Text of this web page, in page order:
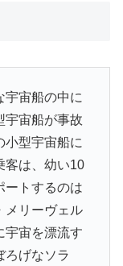
宇宙船の中に
宇宙船が事故
小型宇宙船に
客は、幼い10
ートするのは
メリーヴェル
宇宙を漂流す
ろげなソラ